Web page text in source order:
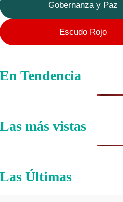
Gobernanza y Paz
Escudo Rojo
En Tendencia
Las más vistas
Las Últimas